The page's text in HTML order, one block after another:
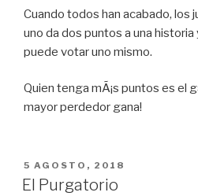
Cuando todos han acabado, los
uno da dos puntos a una
puede votar uno mismo.
Quien tenga mÃ¡s puntos es el
mayor perdedor gana!
PUBLICADO
EN
5 AGOSTO, 2018
El Purgatorio